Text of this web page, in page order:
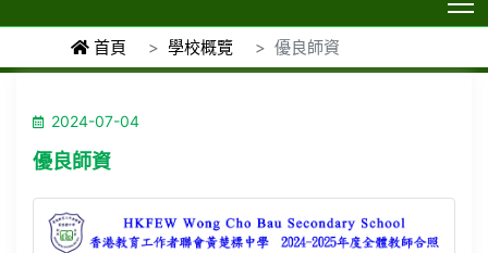
首頁 學校概覽 優良師資
2024-07-04
優良師資